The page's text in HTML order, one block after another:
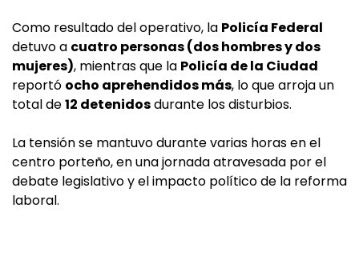
Como resultado del operativo, la Policía Federal
detuvo a cuatro personas (dos hombres y dos
mujeres), mientras que la Policía de la Ciudad
reportó ocho aprehendidos más, lo que arroja un
total de12 detenidosdurante los disturbios.
La tensión se mantuvo durante varias horas en el
centro porteño, en una jornada atravesada por el
debate legislativo y el impacto político de la reforma
laboral.